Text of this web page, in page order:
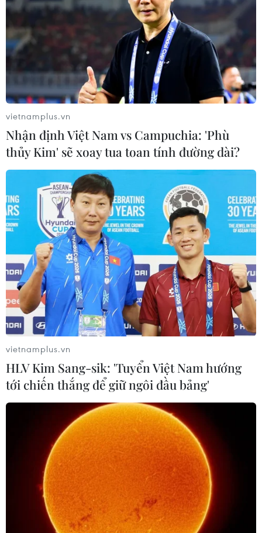
Chỉ tới khi tàu Cảnh sát biển Việt Nam số hiệu CSB 8003 xuất
hiện, KN 951 mới hết bị vây ép, cản phá.
Qua radar, vào thời điểm sáng 29/1, có ít nhất 51 tàu Tung
Quốc hoạt động quanh khu vực giàn khoan, trong đó có 2 tàu
quân sự.
Lực lượng cảnh sát biển Việt Nam đang làm nhiệm vụ
vietnamplus.vn
Nhận định Việt Nam vs Campuchia: 'Phù
thủy Kim' sẽ xoay tua toan tính đường dài?
vietnamplus.vn
HLV Kim Sang-sik: 'Tuyển Việt Nam hướng
tới chiến thắng để giữ ngôi đầu bảng'